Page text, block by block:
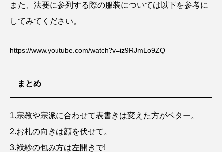
また、法要に参列する際の服装については以下を参考に
してみてください。
https://www.youtube.com/watch?v=iz9RJmLo9ZQ
まとめ
1.宗教や宗派に合わせて表書きは変えた方がベター。
2.お札の向きは顔を伏せて。
3.袱紗の包み方は左開きで!